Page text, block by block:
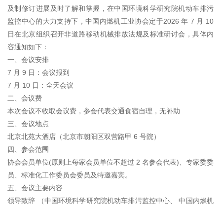
及制修订进展及时了解和掌握，在中国环境科学研究院机动车排污
监控中心的大力支持下，中国内燃机工业协会定于2026 年 7 月 10
日在北京组织召开非道路移动机械排放法规及标准研讨会，具体内
容通知如下：
一、会议安排
7 月 9 日：会议报到
7 月 10 日：全天会议
二、会议费
本次会议不收取会议费，参会代表交通食宿自理，无补助
三、会议地点
北京北苑大酒店（北京市朝阳区双营路甲 6 号院）
四、参会范围
协会会员单位(原则上每家会员单位不超过 2 名参会代表)、专家委委
员、标准化工作委员会委员及特邀嘉宾。
五、会议主要内容
领导致辞 （中国环境科学研究院机动车排污监控中心、 中国内燃机